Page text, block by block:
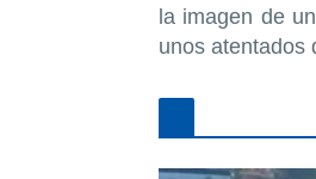
la imagen de
unos atentados